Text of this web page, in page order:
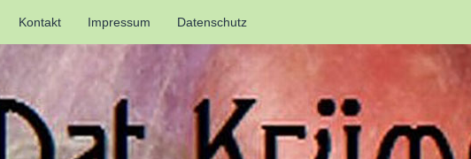
Kontakt Impressum Datenschutz